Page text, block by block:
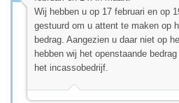
Wij hebben u op 17 februari en op
gestuurd om u attent te maken op
bedrag. Aangezien u daar niet op
hebben wij het openstaande
het incassobedrijf.